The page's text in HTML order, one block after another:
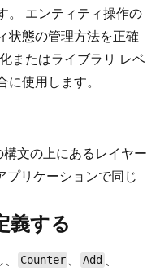
。 エンティティ操作の
状態の管理方法を正確
またはライブラリ レベ
使用します。
文の上にあるレイヤー
プリケーションで同じ
義する
Counter 、Add 、